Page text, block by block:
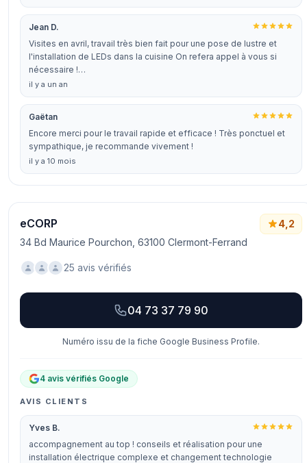
Jean D.
Visites en avril, travail très bien fait pour une pose de lustre et
l'installation de LEDs dans la cuisine On refera appel à vous si
nécessaire !…
il y a un an
Gaëtan
Encore merci pour le travail rapide et efficace ! Très ponctuel et
sympathique, je recommande vivement !
il y a 10 mois
eCORP
34 Bd Maurice Pourchon, 63100 Clermont-Ferrand
4,2
25 avis vérifiés
04 73 37 79 90
Numéro issu de la fiche Google Business Profile.
4 avis vérifiés Google
AVIS CLIENTS
Yves B.
accompagnement au top ! conseils et réalisation pour une
installation électrique complexe et changement technologie